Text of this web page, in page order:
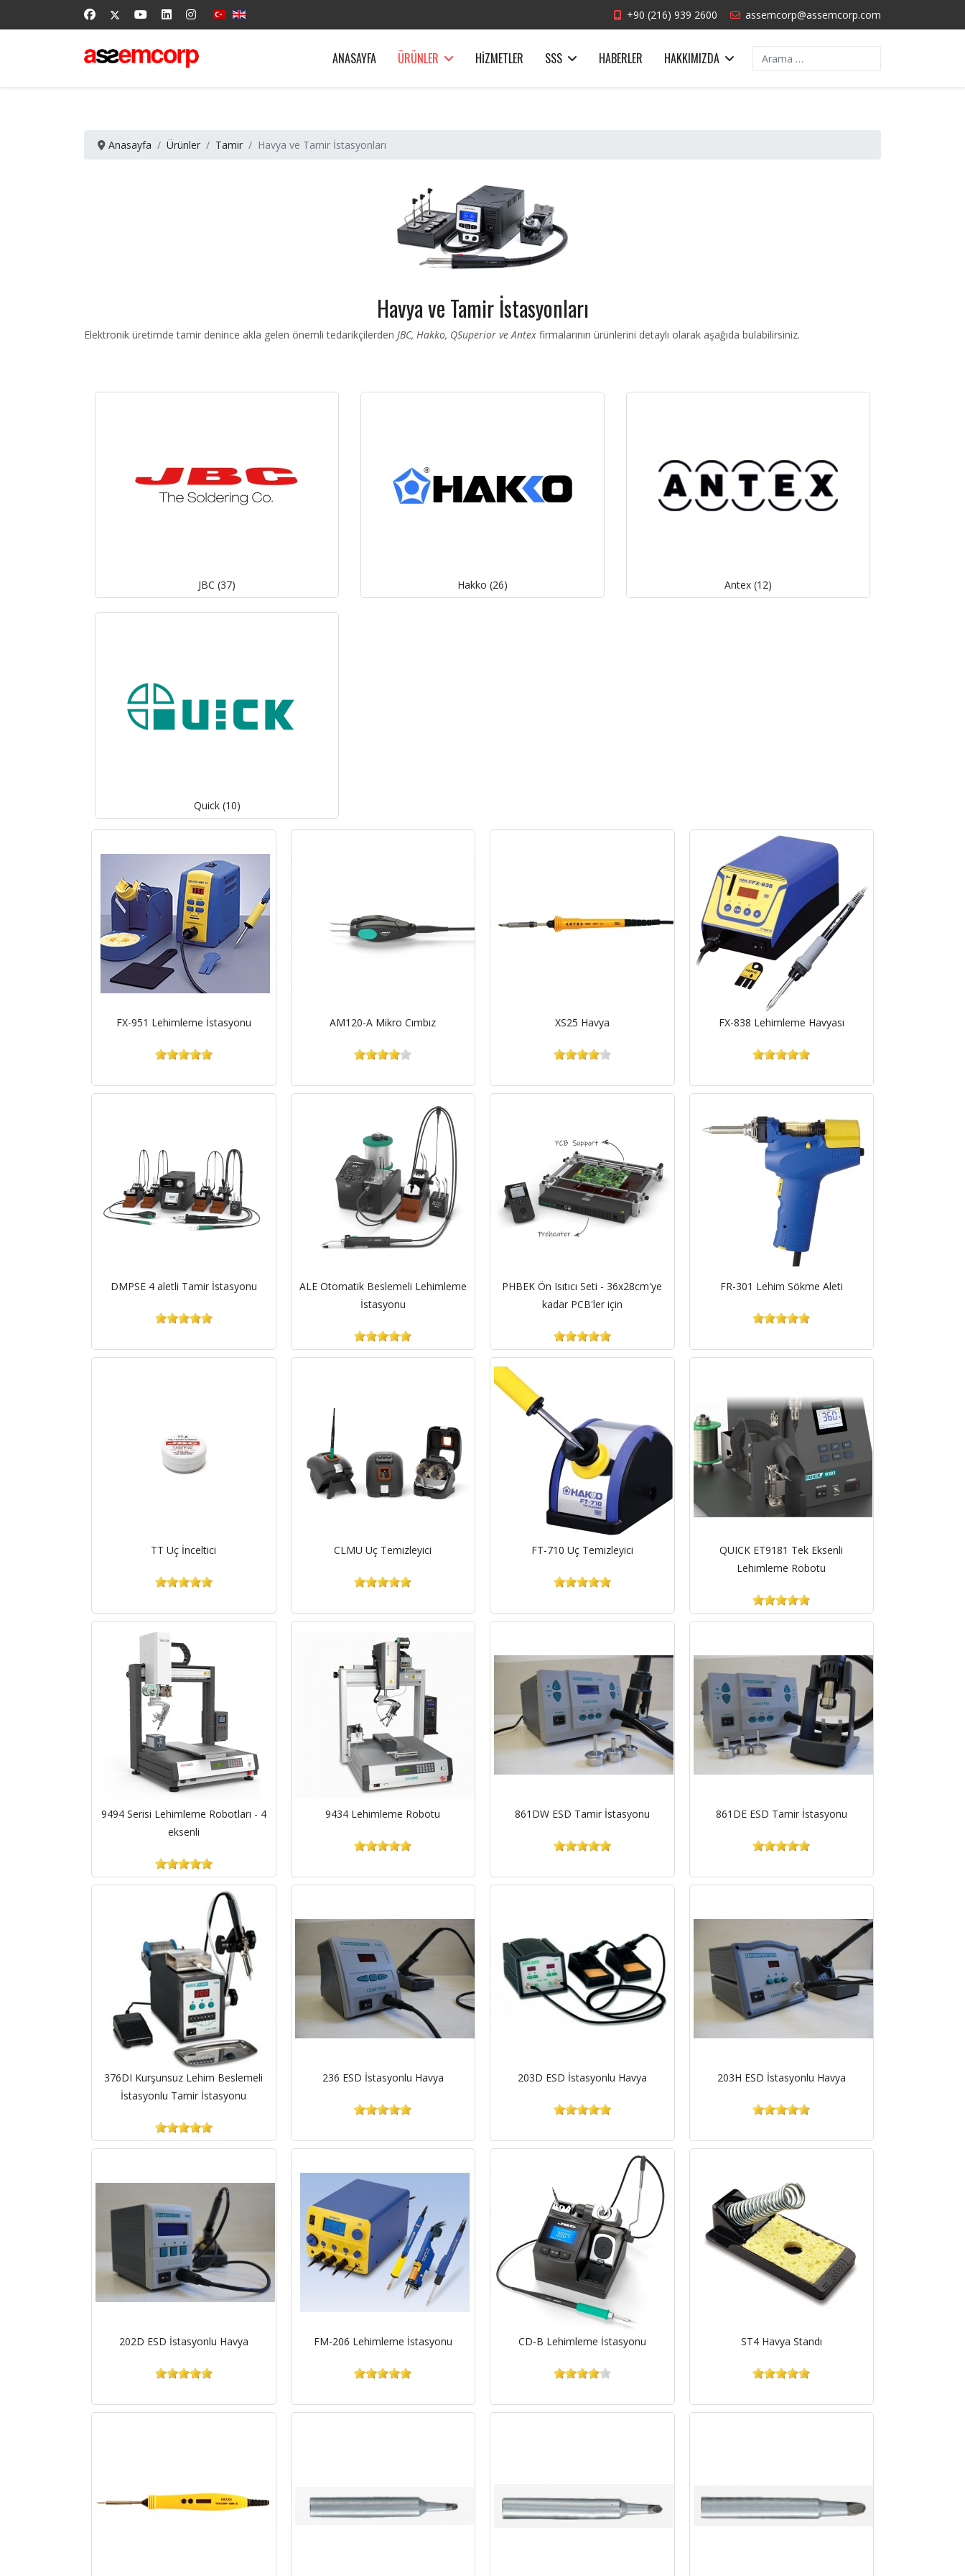
+90 (216) 939 2600 assemcorp@assemcorp.com
ANASAYFA ÜRÜNLER HIZMETLER SSS HABERLER HAKKIMIZDA Arama
Anasayfa Ürünler Tamir Havya ve Tamir İstasyonları
Havya ve Tamir İstasyonları
Elektronik üretimde tamir denince akla gelen önemli tedarikçilerden JBC, Hakko, QSuperior ve Antex firmalarının ürünlerini detaylı olarak aşağıda bulabilirsiniz.
JBC (37) Hakko (26) Antex (12)
Quick (10)
FX-951 Lehimleme İstasyonu AM120-A Mikro Cımbız XS25 Havya FX-838 Lehimleme Havyası
DMPSE 4 aletli Tamir İstasyonu
ALE Otomatik Beslemeli Lehimleme
İstasyonu
PHBEK Ön Isıtıcı Seti - 36x28cm'ye
kadar PCB'ler için
FR-301 Lehim Sökme Aleti
TT Uç İnceltici CLMU Uç Temizleyici FT-710 Uç Temizleyici
QUICK ET9181 Tek Eksenli
Lehimleme Robotu
9494 Serisi Lehimleme Robotları - 4
eksenli
9434 Lehimleme Robotu 861DW ESD Tamir İstasyonu 861DE ESD Tamir İstasyonu
376DI Kurşunsuz Lehim Beslemeli
İstasyonlu Tamir İstasyonu
236 ESD İstasyonlu Havya 203D ESD İstasyonlu Havya 203H ESD İstasyonlu Havya
202D ESD İstasyonlu Havya FM-206 Lehimleme İstasyonu CD-B Lehimleme İstasyonu ST4 Havya Standı